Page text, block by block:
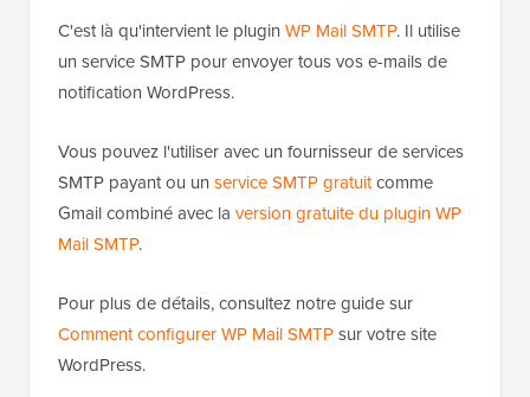
fonction mail de PHP. Cette fonction est facilement
détournée par les spammeurs, et vos e-mails risquent
de finir dans le dossier spam.
Pour vous assurer que tous vos e-mails de
notification WordPress importants parviennent à la
boîte de réception de vos utilisateurs, vous aurez
besoin d'un
C'est là qu'intervient le pluginWP Mail SMTP. Il utilise
un service SMTP pour envoyer tous vos e-mails de